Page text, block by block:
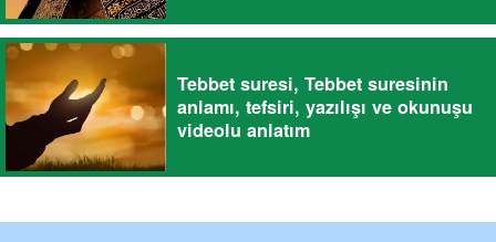
Tebbet suresi, Tebbet suresinin
anlamı, tefsiri, yazılışı ve okunuşu
videolu anlatım